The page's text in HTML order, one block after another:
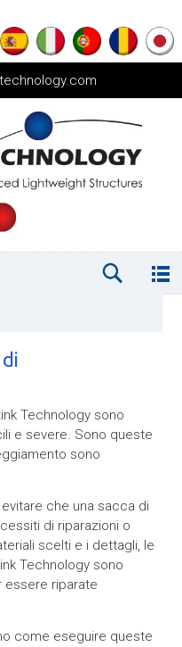
Technology sono
e severe. Sono queste
sono
che una sacca di
di riparazioni o
scelti e i dettagli, le
Technology sono
riparate
come eseguire queste